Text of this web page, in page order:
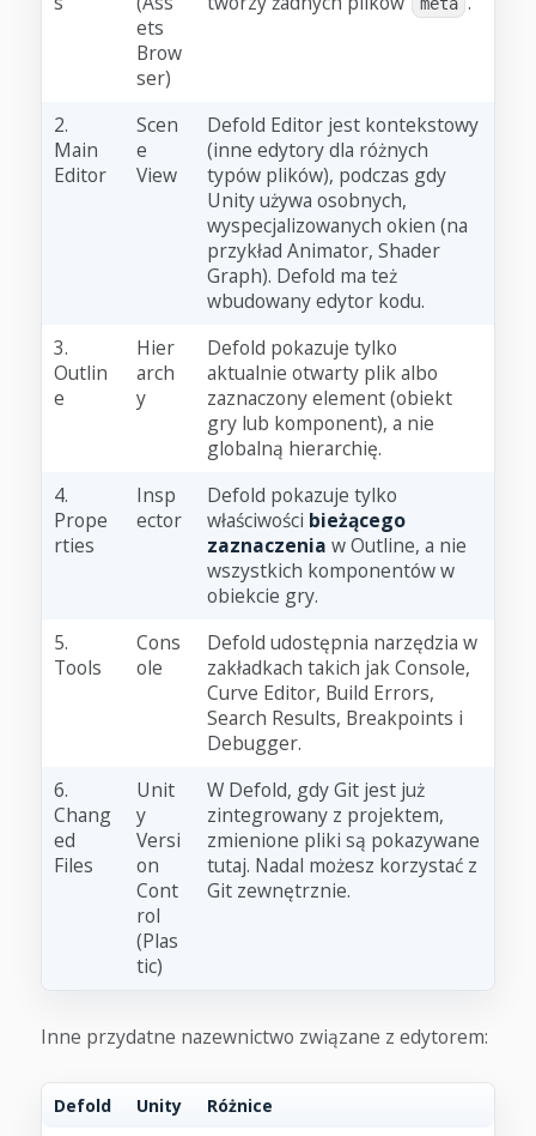
ets
Brow
ser)
meta
2.
Main
Editor
Scen
e
View
Defold Editor jest kontekstowy
(inne edytory dla różnych
typów plików), podczas gdy
Unity używa osobnych,
wyspecjalizowanych okien (na
przykład Animator, Shader
Graph). Defold ma też
wbudowany edytor kodu.
3.
Outlin
e
Hier
arch
y
Defold pokazuje tylko
aktualnie otwarty plik albo
zaznaczony element (obiekt
gry lub komponent), a nie
globalną hierarchię.
4.
Prope
rties
Insp
ector
Defold pokazuje tylko
właściwości bieżącego
zaznaczenia w Outline, a nie
wszystkich komponentów w
obiekcie gry.
5.
Tools
Cons
ole
Defold udostępnia narzędzia w
zakładkach takich jak Console,
Curve Editor, Build Errors,
Search Results, Breakpoints i
Debugger.
6.
Chang
ed
Files
Unit
y
Versi
on
Cont
rol
(Plas
tic)
W Defold, gdy Git jest już
zintegrowany z projektem,
zmienione pliki są pokazywane
tutaj. Nadal możesz korzystać z
Git zewnętrznie.
Inne przydatne nazewnictwo związane z edytorem:
Defold Unity Różnice